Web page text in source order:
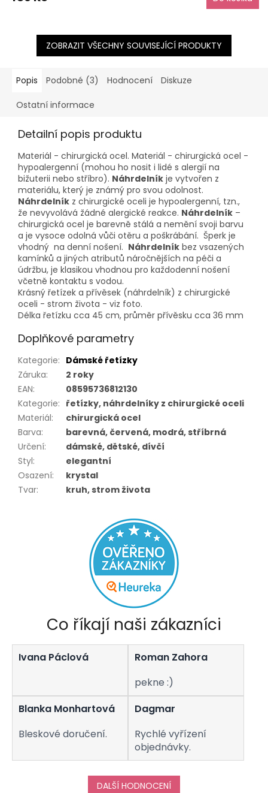
ZOBRAZIT VŠECHNY SOUVISEJÍCÍ PRODUKTY
Popis Podobné (3) Hodnocení Diskuze
Ostatní informace
Detailní popis produktu
Materiál - chirurgická ocel. Materiál - chirurgická ocel -
hypoalergenní (mohou ho nosit i lidé s alergií na
bižuterii nebo stříbro). Náhrdelník je vytvořen z
materiálu, který je známý pro svou odolnost.
Náhrdelník z chirurgické oceli je hypoalergenní, tzn.,
že nevyvolává žádné alergické reakce. Náhrdelník –
chirurgická ocel je barevně stálá a nemění svoji barvu
a je vysoce odolná vůči otěru a poškrábání. Šperk je
vhodný na denní nošení. Náhrdelník bez vsazených
kamínků a jiných atributů náročnějších na péči a
údržbu, je klasikou vhodnou pro každodenní nošení
včetně kontaktu s vodou.
Krásný řetízek a přívěsek (náhrdelník) z chirurgické
oceli - strom života - viz foto.
Délka řetízku cca 45 cm, průměr přívěsku cca 36 mm
Doplňkové parametry
Kategorie: Dámské řetízky
Záruka:
2 roky
EAN:
08595736812130
Kategorie: řetízky, náhrdelníky z chirurgické oceli
Materiál:
chirurgická ocel
Barva:
barevná, červená, modrá, stříbrná
Určení:
dámské, dětské, dívčí
Styl:
elegantní
Osazení:
krystal
Tvar: kruh, strom života
Co říkají naši zákazníci
Ivana Páclová
Roman Zahora
pekne :)
Blanka Monhartová
Bleskové doručení.
Dagmar
Rychlé vyřízení
objednávky.
DALŠÍ HODNOCENÍ